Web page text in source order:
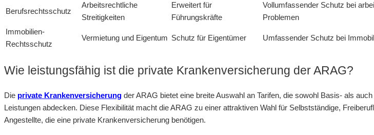
Berufsrechtsschutz
Arbeitsrechtliche
Streitigkeiten
Erweitert für
Führungskräfte
Vollumfassender Schutz bei
Problemen
Immobilien-
Rechtsschutz
Vermietung und Eigentum Schutz für Eigentümer Umfassender Schutz bei
Wie leistungsfähig ist die private Krankenversicherung der ARAG?
Die private Krankenversicherung der ARAG bietet eine breite Auswahl an Tarifen, die sowohl Basis- als
Leistungen abdecken. Diese Flexibilität macht die ARAG zu einer attraktiven Wahl für Selbstständige,
Angestellte, die eine private Krankenversicherung benötigen.